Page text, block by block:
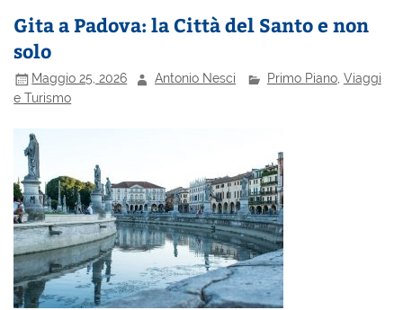
Gita a Padova: la Città del Santo e non
solo
Maggio 25, 2026 Antonio Nesci Primo Piano, Viaggi
e Turismo